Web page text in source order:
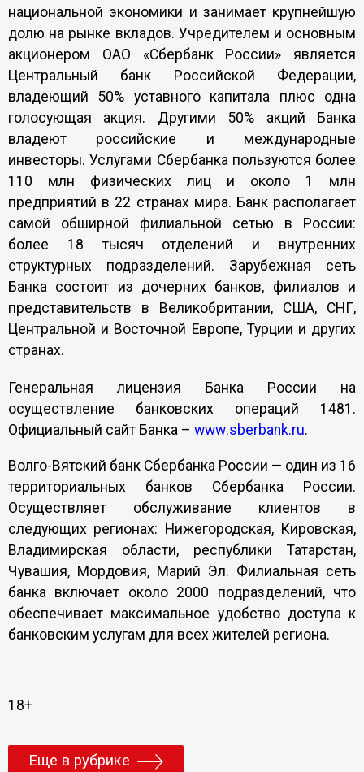
национальной экономики и занимает крупнейшую
долю на рынке вкладов. Учредителем и основным
акционером ОАО «Сбербанк России» является
Центральный банк Российской Федерации,
владеющий 50% уставного капитала плюс одна
голосующая акция. Другими 50% акций Банка
владеют российские и международные
инвесторы. Услугами Сбербанка пользуются более
110 млн физических лиц и около 1 млн
предприятий в 22 странах мира. Банк располагает
самой обширной филиальной сетью в России:
более 18 тысяч отделений и внутренних
структурных подразделений. Зарубежная сеть
Банка состоит из дочерних банков, филиалов и
представительств в Великобритании, США, СНГ,
Центральной и Восточной Европе, Турции и других
странах.
Генеральная лицензия Банка России на
осуществление банковских операций 1481.
Официальный сайт Банка – www.sberbank.ru.
Волго-Вятский банк Сбербанка России — один из 16
территориальных банков Сбербанка России.
Осуществляет обслуживание клиентов в
следующих регионах: Нижегородская, Кировская,
Владимирская области, республики Татарстан,
Чувашия, Мордовия, Марий Эл. Филиальная сеть
банка включает около 2000 подразделений, что
обеспечивает максимальное удобство доступа к
банковским услугам для всех жителей региона.
18+
Еще в рубрике